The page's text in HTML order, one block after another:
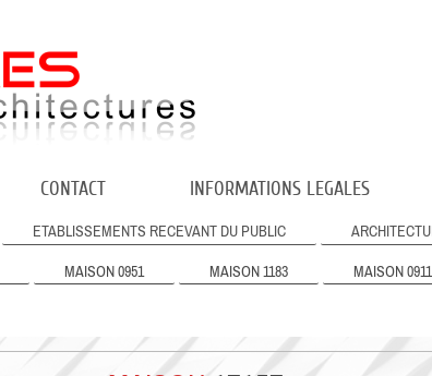
CONTACT INFORMATIONS LEGALES
ETABLISSEMENTS RECEVANT DU PUBLIC
MAISON 0951 MAISON 1183 MAISON 0911